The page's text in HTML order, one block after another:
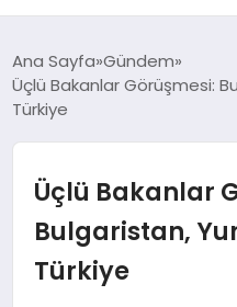
DÜNYA
EĞITIM
EKONOMI
Ana Sayfa Gündem
Üçlü Bakanlar Görüşmesi:
Türkiye
Üçlü Bakanlar
Bulgaristan,
Türkiye